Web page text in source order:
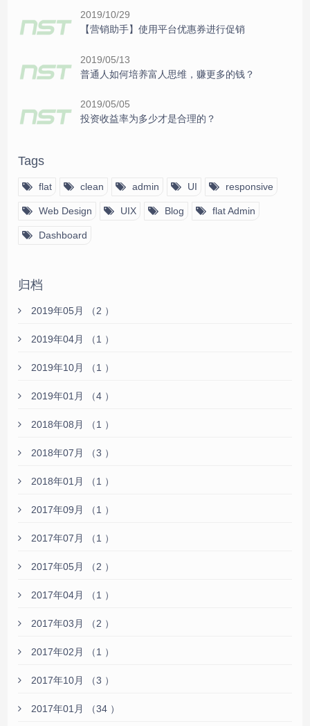
2019/10/29
【营销助手】使用平台优惠券进行促销
2019/05/13
普通人如何培养富人思维，赚更多的钱？
2019/05/05
投资收益率为多少才是合理的？
Tags
flat clean admin UI responsive
Web Design UIX Blog flat Admin
Dashboard
归档
2019年05月 （2 ）
2019年04月 （1 ）
2019年10月 （1 ）
2019年01月 （4 ）
2018年08月 （1 ）
2018年07月 （3 ）
2018年01月 （1 ）
2017年09月 （1 ）
2017年07月 （1 ）
2017年05月 （2 ）
2017年04月 （1 ）
2017年03月 （2 ）
2017年02月 （1 ）
2017年10月 （3 ）
2017年01月 （34 ）